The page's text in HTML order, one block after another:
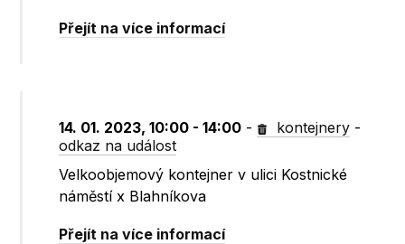
Přejít na více informací
14. 01. 2023, 10:00 - 14:00 - kontejnery -
odkaz na událost
Velkoobjemový kontejner v ulici Kostnické
náměstí x Blahníkova
Přejít na více informací